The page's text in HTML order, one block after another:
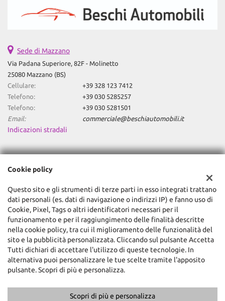
Sede di Mazzano
Via Padana Superiore, 82F - Molinetto
25080 Mazzano (BS)
Cellulare:
+39 328 123 7412
Telefono:
+39 030 5285257
Telefono:
+39 030 5281501
Email:
commerciale@beschiautomobili.it
Indicazioni stradali
Dati fiscali:
Global Trade Srl
Via Machiavelli, 3, Mazzano (BS)
C.F/P.IVA:03474430984
Registro delle imprese:BS
Copyright © 2026 GestionaleAuto.com S.r.l., Tutti i diritti riservati -
Cookie policy
Questo sito e gli strumenti di terze parti in esso integrati trattano
dati personali (es. dati di navigazione o indirizzi IP) e fanno uso di
Cookie, Pixel, Tags o altri identificatori necessari per il
funzionamento e per il raggiungimento delle finalità descritte
nella cookie policy, tra cui il miglioramento delle funzionalità del
sito e la pubblicità personalizzata. Cliccando sul pulsante Accetta
Tutti dichiari di accettare l'utilizzo di queste tecnologie. In
alternativa puoi personalizzare le tue scelte tramite l'apposito
pulsante. Scopri di più e personalizza.
Scopri di più e personalizza